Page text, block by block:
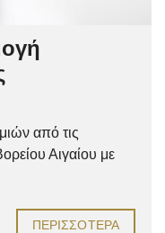
από τις
Αιγαίου με
ΠΕΡΙΣΣΌΤΕΡΑ